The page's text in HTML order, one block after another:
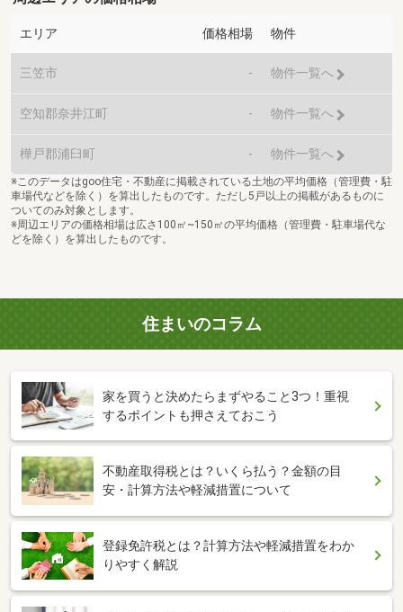
エリア 価格相場 物件
三笠市 - 物件一覧へ
空知郡奈井江町 - 物件一覧へ
樺戸郡浦臼町 - 物件一覧へ
※このデータはgoo住宅・不動産に掲載されている土地の平均価格（管理費・駐
車場代などを除く）を算出したものです。ただし5戸以上の掲載があるものに
ついてのみ対象とします。
※周辺エリアの価格相場は広さ100㎡~150㎡の平均価格（管理費・駐車場代な
どを除く）を算出したものです。
住まいのコラム
家を買うと決めたらまずやること3つ！重視
するポイントも押さえておこう
不動産取得税とは？いくら払う？金額の目
安・計算方法や軽減措置について
登録免許税とは？計算方法や軽減措置をわか
りやすく解説